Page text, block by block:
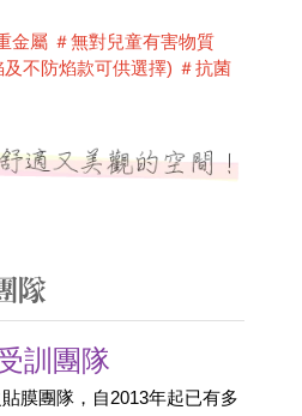
金屬 ＃無對兒童有害物質
訓團隊
膜團隊，自2013年起已有多